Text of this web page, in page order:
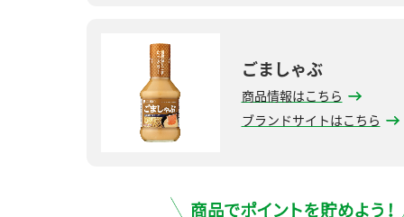
ごましゃぶ
商品情報はこちら
ブランドサイトはこちら